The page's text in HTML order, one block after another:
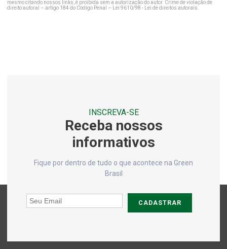
Análise de solo química e física
Análise de solo e sedimentos
Análises físico químicas do solo
Análises físico químicas rj
mesmo citando nossos links, é proibida sem a autorização do autor. Crime de violação de
direito autoral – artigo 184 do Código Penal –
Lei 9610/98 - Lei de direitos autorais
INSCREVA-SE
Receba nossos
informativos
Fique por dentro de tudo o que acontece na Green
Brasil
CADASTRAR